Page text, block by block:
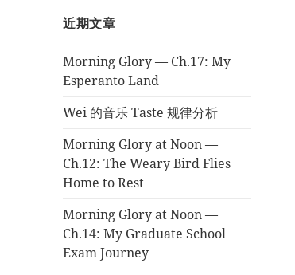
近期文章
Morning Glory — Ch.17: My
Esperanto Land
Wei 的音乐 Taste 规律分析
Morning Glory at Noon —
Ch.12: The Weary Bird Flies
Home to Rest
Morning Glory at Noon —
Ch.14: My Graduate School
Exam Journey